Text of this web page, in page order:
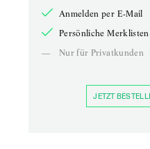
Anmelden per E-Mail
Persönliche Merklisten
—
Nur für Privatkunden
JETZT